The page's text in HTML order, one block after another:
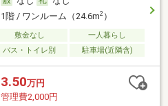
1階 / ワンルーム（24.6m2）
敷金なし
一人暮らし
バス・トイレ別 駐車場(近隣含)
3.50万円
管理費2,000円